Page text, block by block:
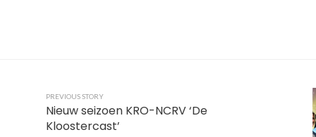
PREVIOUS STORY
Nieuw seizoen KRO-NCRV ‘De
Kloostercast’